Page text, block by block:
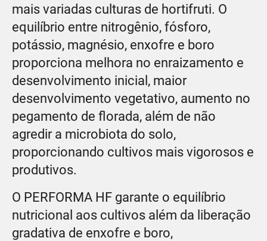
mais variadas culturas de hortifruti. O
equilíbrio entre nitrogênio, fósforo,
potássio, magnésio, enxofre e boro
proporciona melhora no enraizamento e
desenvolvimento inicial, maior
desenvolvimento vegetativo, aumento no
pegamento de florada, além de não
agredir a microbiota do solo,
proporcionando cultivos mais vigorosos e
produtivos.
O PERFORMA HF garante o equilíbrio
nutricional aos cultivos além da liberação
gradativa de enxofre e boro,